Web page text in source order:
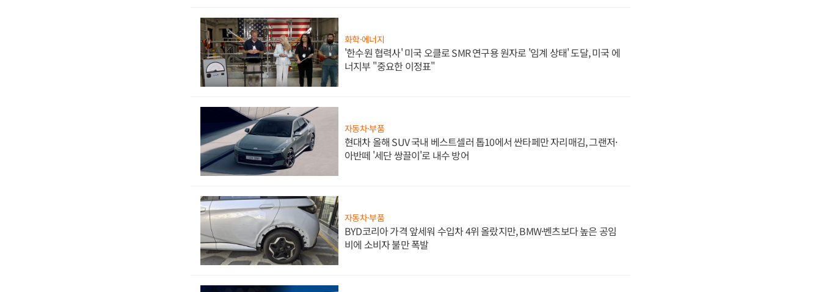
화학·에너지
'한수원 협력사' 미국 오클로 SMR 연구용 원자로 '임계 상태' 도달, 미국 에
너지부 "중요한 이정표"
자동차·부품
현대차 올해 SUV 국내 베스트셀러 톱10에서 싼타페만 자리매김, 그랜저·
아반떼 '세단 쌍끌이'로 내수 방어
자동차·부품
BYD코리아 가격 앞세워 수입차 4위 올랐지만, BMW·벤츠보다 높은 공임
비에 소비자 불만 폭발